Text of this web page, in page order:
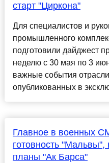
старт "Циркона"
Для специалистов и
промышленного
подготовили дайджест
неделю с 30 мая по 3
важные события
опубликованных в
Главное в военных
готовность
планы "Ак Барса"